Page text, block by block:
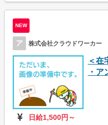
NEW
ア 株式会社クラウドワーカー
＜在
・ア
日給1,500円～